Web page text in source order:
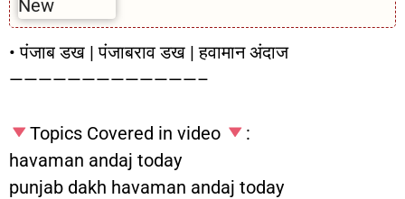
• पंजाब डख | पंजाबराव डख | हवामान अंदाज
—————————————–
Topics Covered in video
:
havaman andaj today
punjab dakh havaman andaj today